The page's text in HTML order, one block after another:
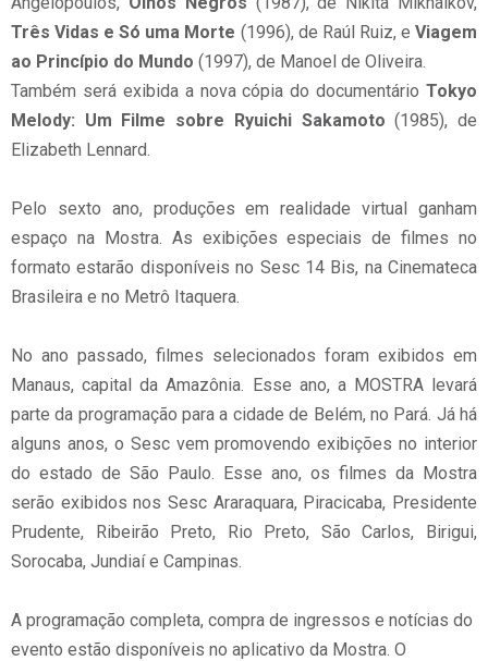
Três Vidas e Só uma Morte (1996), de Raúl Ruiz, eViagem
ao Princípio do Mundo (1997), de Manoel de Oliveira.
Também será exibida a nova cópia do documentário Tokyo
Melody: Um Filme sobre Ryuichi Sakamoto (1985), de
Elizabeth Lennard.
Pelo sexto ano, produções em realidade virtual ganham
espaço na Mostra. As exibições especiais de filmes no
formato estarão disponíveis no Sesc 14 Bis, na Cinemateca
Brasileira e no Metrô Itaquera.
No ano passado, filmes selecionados foram exibidos em
Manaus, capital da Amazônia. Esse ano, a MOSTRA levará
parte da programação para a cidade de Belém, no Pará. Já há
alguns anos, o Sesc vem promovendo exibições no interior
do estado de São Paulo. Esse ano, os filmes da Mostra
serão exibidos nos Sesc Araraquara, Piracicaba, Presidente
Prudente, Ribeirão Preto, Rio Preto, São Carlos, Birigui,
Sorocaba, Jundiaí e Campinas.
A programação completa, compra de ingressos e notícias do
evento estão disponíveis no aplicativo da Mostra. O